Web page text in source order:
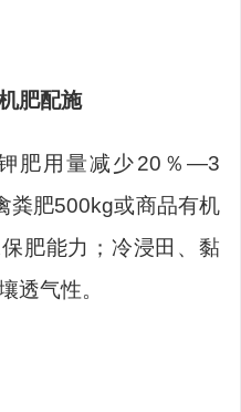
肥配施
肥用量减少20 ％ —3
粪肥500kg或商品有机
肥能力；冷浸田、黏
透气性。